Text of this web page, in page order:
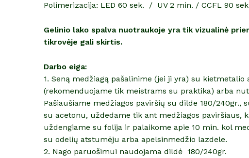
Polimerizacija: LED 60 sek. / UV 2 min. / CCFL 90
Gelinio lako spalva nuotraukoje yra tik vizualinė
tikrovėje gali skirtis.
Darbo eiga:
1. Seną medžiagą pašalinime (jei ji yra) su
(rekomenduojame tik meistrams su praktika) arba
Pašiaušiame medžiagos paviršių su dilde 180/240gr.,
su acetonu, uždedame tik ant medžiagos paviršiaus,
uždengiame su folija ir palaikome apie 10 min. kol
su odelių atstumėju arba apelsinmedžio lazdele.
2. Nago paruošimui naudojama dildė 180/240gr.